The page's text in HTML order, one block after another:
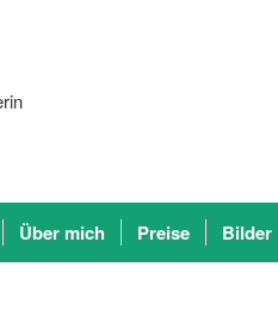
Über mich Preise Bilder